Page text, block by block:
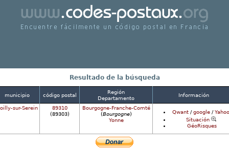
fácilmente un correos código postales
Francia
Resultado de la búsqueda
municipio código postal
Región
Departamento
Información
sur-Serein
89310
(89303)
Bourgogne-Franche-Comté
(Bourgogne)
Yonne
Qwant/google/
Situación
GéoRisques